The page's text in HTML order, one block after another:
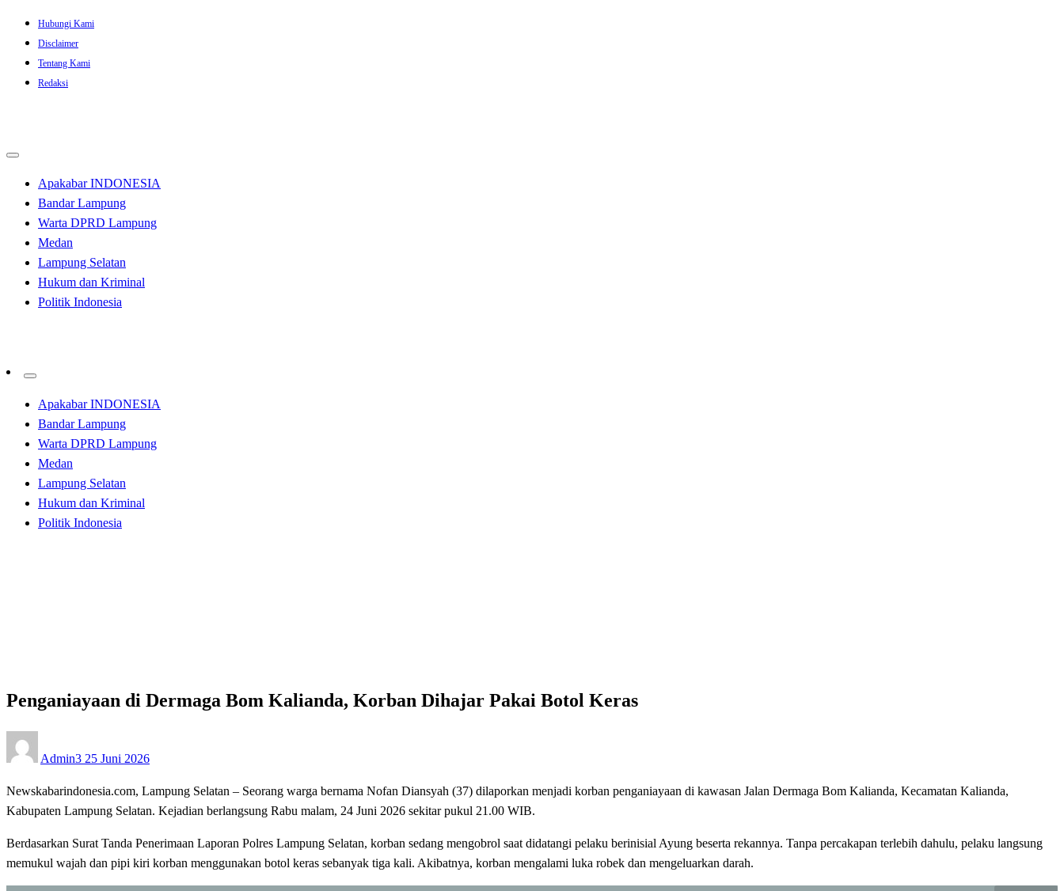
Skip
content
Hubungi Kami
Disclaimer
Tentang Kami
Redaksi
Apakabar INDONESIA
Bandar Lampung
Warta DPRD Lampung
Medan
Lampung Selatan
Hukum dan Kriminal
Politik Indonesia
Apakabar INDONESIA
Bandar Lampung
Warta DPRD Lampung
Medan
Lampung Selatan
Hukum dan Kriminal
Politik Indonesia
Penganiayaan di Dermaga Bom Kalianda, Korban Dihajar Pakai Botol Keras
Admin3 on
25 Juni 2026
Newskabarindonesia.com, Lampung Selatan – Seorang warga bernama Nofan Diansyah (37) dilaporkan menjadi korban penganiayaan di kawasan Jalan Dermaga Bom Kalianda, Kecamatan Kalianda,
Kabupaten Lampung Selatan. Kejadian berlangsung Rabu malam, 24 Juni 2026 sekitar pukul 21.00 WIB.
Berdasarkan Surat Tanda Penerimaan Laporan Polres Lampung Selatan, korban sedang mengobrol saat didatangi pelaku berinisial Ayung beserta rekannya. Tanpa percakapan terlebih dahulu, pelaku langsung
memukul wajah dan pipi kiri korban menggunakan botol keras sebanyak tiga kali. Akibatnya, korban mengalami luka robek dan mengeluarkan darah.